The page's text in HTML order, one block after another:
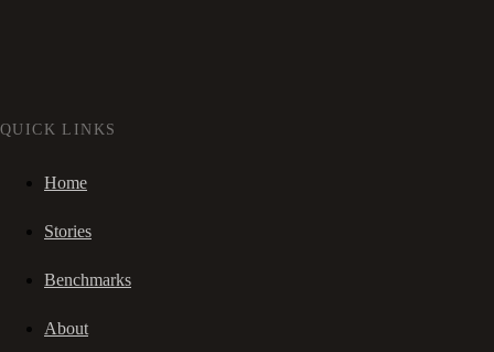
QUICK LINKS
Home
Stories
Benchmarks
About